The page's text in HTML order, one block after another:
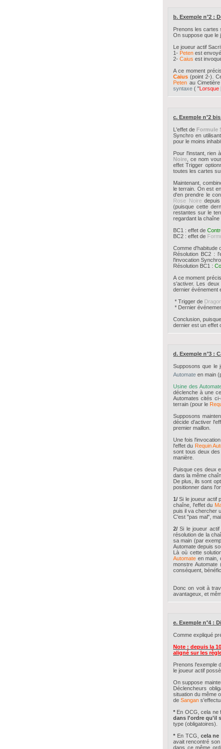
b. Exemple n°2 :
Prenons les cartes
On suppose que le
Le joueur actif
1- Peten est
2- Caius est
A ce moment
Caius (point 2-).
Peten au
syntaxe ( "Lorsque
c. Exemple n°2
L'effet de Formule
Synchro en
pour le moins
Pour l'instant, rien
Noire , ce nom
effet Trigger
toutes les cartes
Maintenant,
le terrain. On est
d'en prendre le
Rose Noiredepuis
(puisque cette
restantes sur le
regardant la chaîne
BC1 : effet de
BC2 : effet de
Comme d'habitude
Résolution BC2 :
l'invocation
Résolution BC1 :
A ce moment
s'activer. Les
dernier événement
* Trigger de
* Dernier
Conclusion,
dernier est un effet
d. Exemple n°3 :
Supposons que le
Automate en main
Usine des
déclenche à une
Automates cités
terrain (pour le
Supposons
décide d'activer
premier maillon.
Une fois
l'effet du Requin
sont tous deux
manière.
Puisque ces deux
dans la même
De plus, ils sont
positionner dans
1/ Si le joueur actif
chaîne, l'effet du
puis il va chercher
C'est "pas mal",
2/ Si le joueur
résolution de la
sa main (par
Automate depuis
Là où cette
Automate en main,
monstre
conséquent,
Donc on voit à
avantageux, et
e. Exemple n°4 :
Comme expliqué
Note : depuis la
aligné sur les
Prenons l'exemple
le joueur actif
On suppose
Déclencheurs
situation du même
de Sangan
* En OCG, cela ne
dans l'ordre qu'il
type (obligatoires).
* En TCG, cela
avait rencontré
dans ce même